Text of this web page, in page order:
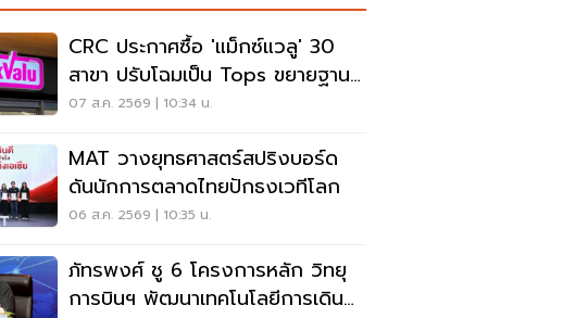
CRC ประกาศซื้อ 'แม็กซ์แวลู' 30
สาขา ปรับโฉมเป็น Tops ขยายฐาน
ลูกค้าเพิ่ม 9 แสนราย
07 ส.ค. 2569 | 10:34 น.
MAT วางยุทธศาสตร์สปริงบอร์ด
ดันนักการตลาดไทยปักธงเวทีโลก
06 ส.ค. 2569 | 10:35 น.
ภัทรพงศ์ ชู 6 โครงการหลัก วิทยุ
การบินฯ พัฒนาเทคโนโลยีการเดิน